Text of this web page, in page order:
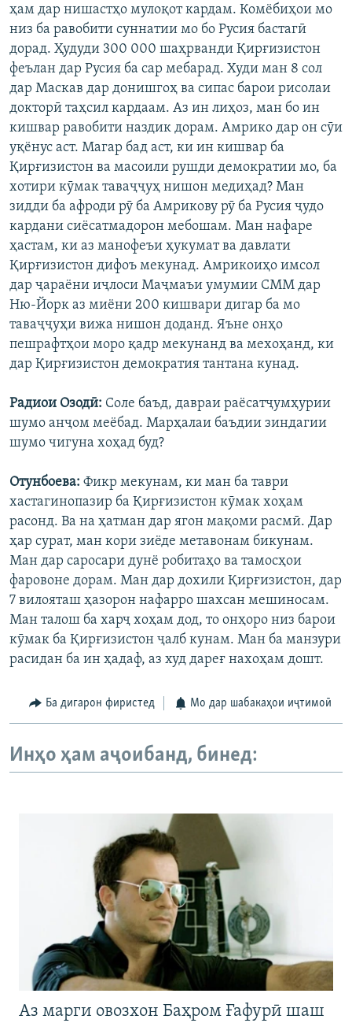
ҳам дар нишастҳо мулоқот кардам. Комёбиҳои мо
низ ба равобити суннатии мо бо Русия бастагӣ
дорад. Ҳудуди 300 000 шаҳрванди Қирғизистон
феълан дар Русия ба сар мебарад. Худи ман 8 сол
дар Маскав дар донишгоҳ ва сипас барои рисолаи
докторӣ таҳсил кардаам. Аз ин лиҳоз, ман бо ин
кишвар равобити наздик дорам. Амрико дар он сӯи
уқёнус аст. Магар бад аст, ки ин кишвар ба
Қирғизистон ва масоили рушди демократии мо, ба
хотири кӯмак таваҷҷуҳ нишон медиҳад? Ман
зидди ба афроди рӯ ба Амрикову рӯ ба Русия ҷудо
кардани сиёсатмадорон мебошам. Ман нафаре
ҳастам, ки аз манофеъи ҳукумат ва давлати
Қирғизистон дифоъ мекунад. Амрикоиҳо имсол
дар ҷараёни иҷлоси Маҷмаъи умумии СММ дар
Ню-Йорк аз миёни 200 кишвари дигар ба мо
таваҷҷуҳи вижа нишон доданд. Яъне онҳо
пешрафтҳои моро қадр мекунанд ва мехоҳанд, ки
дар Қирғизистон демократия тантана кунад.
Радиои Озодӣ: Соле баъд, давраи раёсатҷумҳурии
шумо анҷом меёбад. Марҳалаи баъдии зиндагии
шумо чигуна хоҳад буд?
Отунбоева: Фикр мекунам, ки ман ба таври
хастагинопазир ба Қирғизистон кӯмак хоҳам
расонд. Ва на ҳатман дар ягон мақоми расмӣ. Дар
ҳар сурат, ман кори зиёде метавонам бикунам.
Ман дар саросари дунё робитаҳо ва тамосҳои
фаровоне дорам. Ман дар дохили Қирғизистон, дар
7 вилояташ ҳазорон нафарро шахсан мешиносам.
Ман талош ба харҷ хоҳам дод, то онҳоро низ барои
кӯмак ба Қирғизистон ҷалб кунам. Ман ба манзури
расидан ба ин ҳадаф, аз худ дареғ нахоҳам дошт.
Ба дигарон фиристед Мо дар шабакаҳои иҷтимоӣ
Инҳо ҳам аҷоибанд, бинед:
Аз марги овозхон Баҳром Ғафурӣ шаш